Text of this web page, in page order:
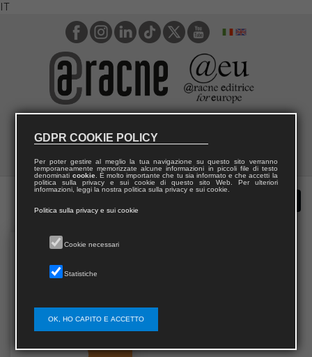
IT
GDPR COOKIE POLICY
Per poter gestire al meglio la tua navigazione su questo sito verranno
temporaneamente memorizzate alcune informazioni in piccoli file di testo
denominati cookie. È molto importante che tu sia informato e che accetti la
politica sulla privacy e sui cookie di questo sito Web. Per ulteriori
informazioni, leggi la nostra politica sulla privacy e sui cookie.
Politica sulla privacy e sui cookie
Cookie necessari
Statistiche
OK, HO CAPITO E ACCETTO